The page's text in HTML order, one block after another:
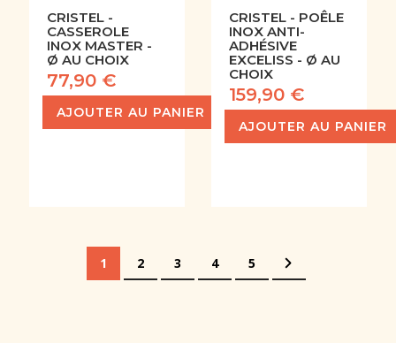
CRISTEL -
CASSEROLE
INOX MASTER -
Ø AU CHOIX
77,90 €
AJOUTER AU PANIER
CRISTEL - POÊLE
INOX ANTI-
ADHÉSIVE
EXCELISS - Ø AU
CHOIX
159,90 €
AJOUTER AU PANIER
Vous lisez actuellement la page
1 Page
2 Page
3 Page
4 Page
5 Page
Suivant